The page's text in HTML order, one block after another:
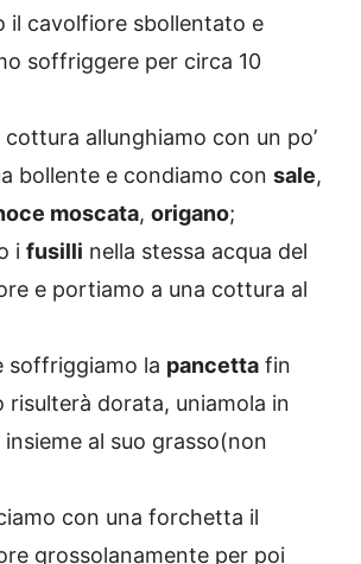
il cavolfiore sbollentato e
soffriggere per circa 10
cottura allunghiamo con un po’
bollente e condiamo con sale,
moscata, origano;
i fusilli nella stessa acqua del
e portiamo a una cottura al
soffriggiamo la pancetta fin
risulterà dorata, uniamola in
insieme al suo grasso(non
con una forchetta il
grossolanamente per poi